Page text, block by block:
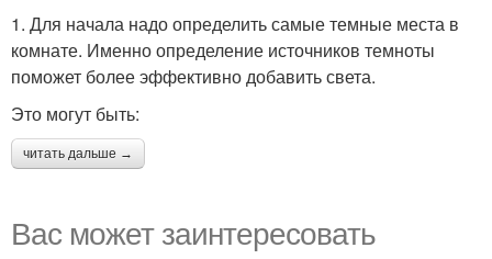
1. Для начала надо определить самые темные места в
комнате. Именно определение источников темноты
поможет более эффективно добавить света.
Это могут быть:
читать дальше →
Вас может заинтересовать